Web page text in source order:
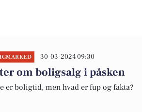
30-03-2024 09:30
om boligsalg i påsken
er boligtid, men hvad er fup og fakta?